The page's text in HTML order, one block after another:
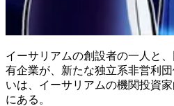
イーサリアムの創設者の一人と
有企業が、新たな独立系非営利
いは、イーサリアムの機関投資
にある。